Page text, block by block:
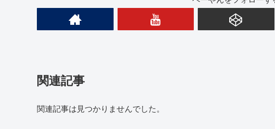
関連記事
関連記事は見つかりませんでした。